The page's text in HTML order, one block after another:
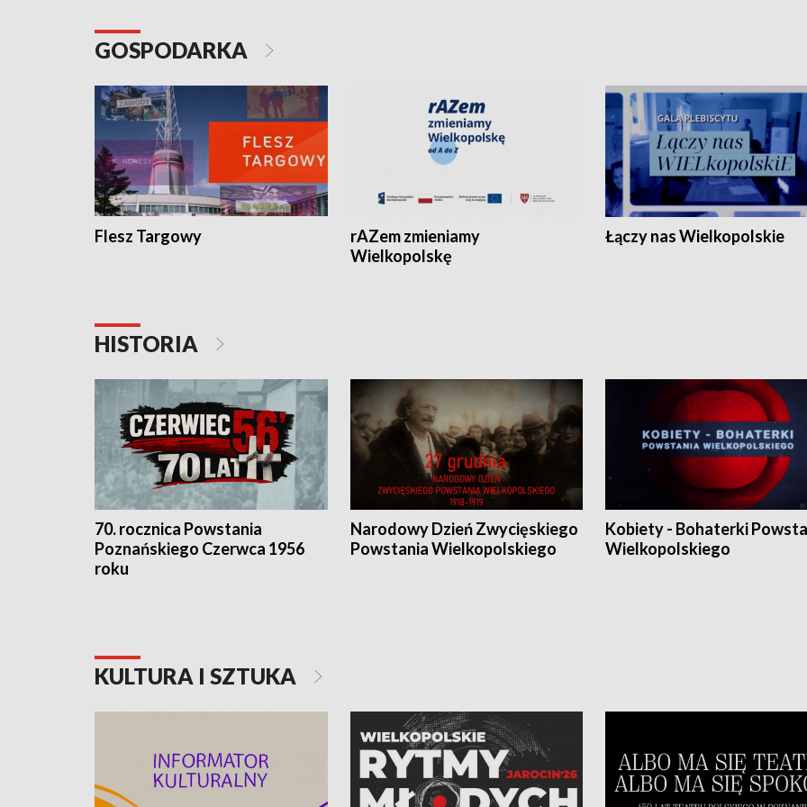
GOSPODARKA
Flesz Targowy
rAZem zmieniamy
Wielkopolskę
Łączy nas Wielkopolskie
HISTORIA
70. rocznica Powstania
Poznańskiego Czerwca 1956
roku
Narodowy Dzień Zwycięskiego
Powstania Wielkopolskiego
Kobiety - Bohaterki
Wielkopolskiego
KULTURA I SZTUKA